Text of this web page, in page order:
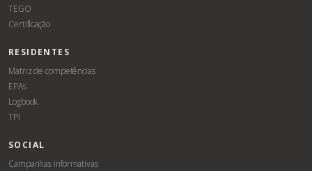
TEGO
Certificação
RESIDENTES
Matriz de competências
EPAs
Logbook
TPI
SOCIAL
Campanhas informativas